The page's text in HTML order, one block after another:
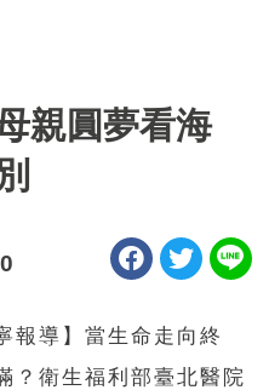
親圓夢看海
報導】當生命走向終
？衛生福利部臺北醫院